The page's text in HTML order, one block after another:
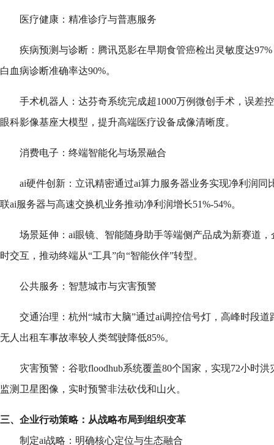
医疗健康：精准诊疗与普惠服务
疾病预测与诊断：腾讯觅影在早期食管癌检出灵敏度达
白血病诊断准确率达90%。
手术机器人：达芬奇系统完成超1000万例微创手术，误差
眼科影像基座大模型，提升高端医疗设备成像清晰度。
消费电子：终端智能化与场景融合
ai硬件创新：立讯精密通过ai算力服务器业务实现净利润同
联ai服务器与高速交换机业务推动净利润增长51%-54%。
场景延伸：ai眼镜、智能随身助手等端侧产品成为新赛道
时交互，推动终端从“工具”向“智能伙伴”转型。
公共服务：智慧城市与灾害预警
交通治理：杭州“城市大脑”通过ai调控信号灯，高峰时段道
无人出租车事故率较人类驾驶降低85%。
灾害预警：谷歌floodhub系统覆盖80个国家，实现72小时
监测卫星图像，实时预警非法砍伐和山火。
三、企业行动策略：从战略布局到组织变革
制定ai战略：明确核心定位与生态融合